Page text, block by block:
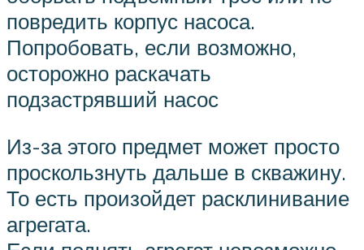
повредить корпус насоса.
Попробовать, если возможно,
осторожно раскачать
подзастрявший насос
Из-за этого предмет может просто
проскользнуть дальше в скважину.
То есть произойдет расклинивание
агрегата.